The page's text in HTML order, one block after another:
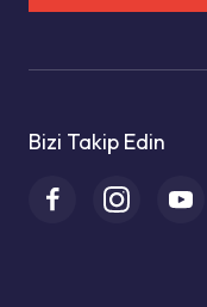
Bizi Takip Edin